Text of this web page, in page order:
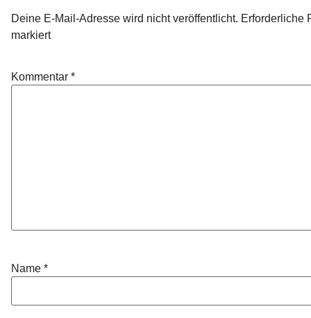
Deine E-Mail-Adresse wird nicht veröffentlicht. Erforderliche
markiert
Kommentar *
Name *